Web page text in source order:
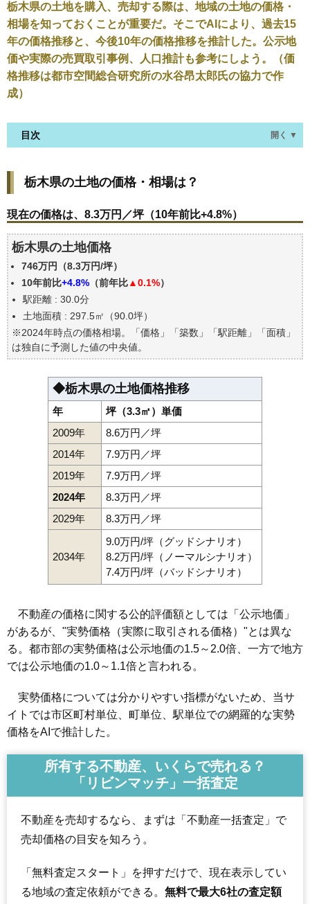
栃木県の土地を購入、売却する際は、地域の土地の価格・
相場を知っておくことが重要だ。そこでAIにより、過去15
年の価格推移と、今後10年の価格推移を推計した。公示地
価や実際の売買取引事例、人口推計も参考にしよう。（価
格推移は都市空間総合研究所の水谷昂太郎氏の協力で作
成）
目次 開く ▼
現在の価格は、8.3万円／坪（10年前比+4.8%）
価格を詳細に分析しよう
栃木県の土地の過去の売買事例
公示地価はいくら
エリアの将来性を人口予想から検討しよう
自分の年収でいくらの不動産が買える？
栃木県の土地の価格・相場は？
現在の価格は、8.3万円／坪（10年前比+4.8%）
栃木県の土地価格
746万円（8.3万円/坪）
10年前比+4.8% （前年比▲0.1%）
駅距離 : 30.0分
土地面積 : 297.5㎡（90.0坪）
※2024年時点の価格相場。「価格」「築数」「駅距離」「面積」
は独自に予測した値の中央値。
◆栃木県の土地価格推移
年
坪（3.3㎡）単価
2009年
8.6万円／坪
2014年
7.9万円／坪
2019年
7.9万円／坪
2024年
8.3万円／坪
2029年
8.3万円／坪
2034年
9.0万円/坪（グッドシナリオ）
8.2万円/坪（ノーマルシナリオ）
7.4万円/坪（バッドシナリオ）
不動産の価格に関する公的評価額としては「公示地価」
があるが、"実勢価格（実際に取引される価格）"とは異な
る。都市部の実勢価格は公示地価の1.5～2.0倍、一方で地方
では公示地価の1.0～1.1倍と言われる。
実勢価格については分かりやすい指標がないため、当サ
イトでは市区町村単位、町単位、駅単位での網羅的な実勢
価格をAIで推計した。
所有する不動産、いくらで売れる？
「リビンマッチ」一括査定
不動産を売却するなら、まずは「不動産一括査定」で
売却価格の目安を知ろう。
「無料査定スタート」を押すだけで、現在表示してい
る地域の査定依頼ができる。 無料で最大6社の査定額